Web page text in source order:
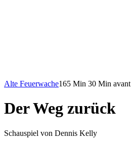
Alte Feuerwache165 Min 30 Min avant
Der Weg zurück
Schauspiel von Dennis Kelly